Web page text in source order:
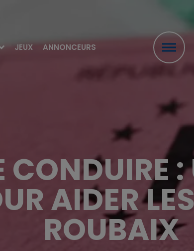
JEUX ANNONCEURS
CONDUIRE :
AIDER
ROUBAIX